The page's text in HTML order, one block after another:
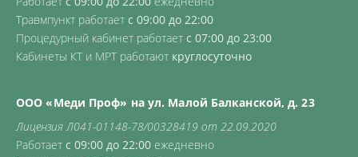
Травмпункт работает с 09:00 до 22:00
Процедурный кабинет работает с 07:00 до 23:00
Кабинеты КТ и МРТ работают круглосуточно
ООО «Меди Проф» на ул. Малой Балканской, д. 23
Лицензия Л041-01148-78/00328419 от 22.09.2020
Работает с 09:00 до 22:00 ежедневно